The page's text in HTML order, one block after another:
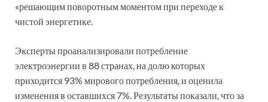
«решающим поворотным моментом при переходе к
чистой энергетике.
Эксперты проанализировали потребление
электроэнергии в 88 странах, на долю которых
приходится 93% мирового потребления, и оценила
изменения в оставшихся 7%. Результаты показали, что за